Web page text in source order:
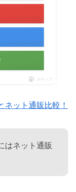
ポチップ
ット通販比較！
はネット通販